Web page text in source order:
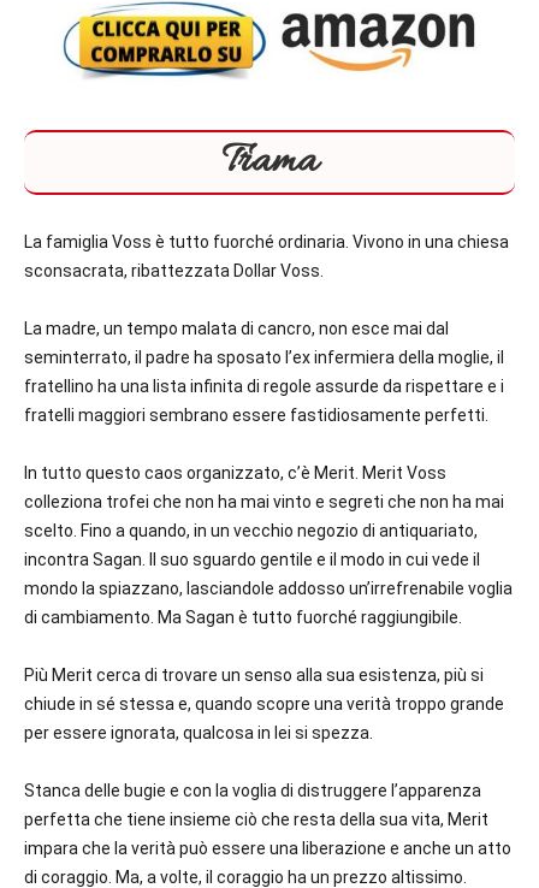
Trama
La famiglia Voss è tutto fuorché ordinaria. Vivono in una chiesa
sconsacrata, ribattezzata Dollar Voss.
La madre, un tempo malata di cancro, non esce mai dal
seminterrato, il padre ha sposato l’ex infermiera della moglie, il
fratellino ha una lista infinita di regole assurde da rispettare e i
fratelli maggiori sembrano essere fastidiosamente perfetti.
In tutto questo caos organizzato, c’è Merit. Merit Voss
colleziona trofei che non ha mai vinto e segreti che non ha mai
scelto. Fino a quando, in un vecchio negozio di antiquariato,
incontra Sagan. Il suo sguardo gentile e il modo in cui vede il
mondo la spiazzano, lasciandole addosso un’irrefrenabile voglia
di cambiamento. Ma Sagan è tutto fuorché raggiungibile.
Più Merit cerca di trovare un senso alla sua esistenza, più si
chiude in sé stessa e, quando scopre una verità troppo grande
per essere ignorata, qualcosa in lei si spezza.
Stanca delle bugie e con la voglia di distruggere l’apparenza
perfetta che tiene insieme ciò che resta della sua vita, Merit
impara che la verità può essere una liberazione e anche un atto
di coraggio. Ma, a volte, il coraggio ha un prezzo altissimo.